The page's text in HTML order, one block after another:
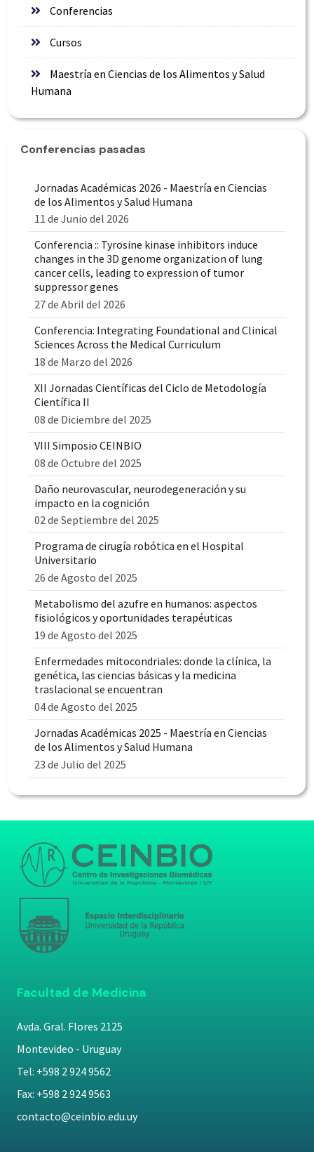
Conferencias
Cursos
Maestría en Ciencias de los Alimentos y Salud
Humana
Conferencias pasadas
Jornadas Académicas 2026 - Maestría en Ciencias
de los Alimentos y Salud Humana
11 de Junio del 2026
Conferencia :: Tyrosine kinase inhibitors induce
changes in the 3D genome organization of lung
cancer cells, leading to expression of tumor
suppressor genes
27 de Abril del 2026
Conferencia: Integrating Foundational and Clinical
Sciences Across the Medical Curriculum
18 de Marzo del 2026
XII Jornadas Científicas del Ciclo de Metodología
Científica II
08 de Diciembre del 2025
VIII Simposio CEINBIO
08 de Octubre del 2025
Daño neurovascular, neurodegeneración y su
impacto en la cognición
02 de Septiembre del 2025
Programa de cirugía robótica en el Hospital
Universitario
26 de Agosto del 2025
Metabolismo del azufre en humanos: aspectos
fisiológicos y oportunidades terapéuticas
19 de Agosto del 2025
Enfermedades mitocondriales: donde la clínica, la
genética, las ciencias básicas y la medicina
traslacional se encuentran
04 de Agosto del 2025
Jornadas Académicas 2025 - Maestría en Ciencias
de los Alimentos y Salud Humana
23 de Julio del 2025
Facultad de Medicina
Avda. Gral. Flores 2125
Montevideo - Uruguay
Tel: +598 2 924 9562
Fax: +598 2 924 9563
contacto@ceinbio.edu.uy